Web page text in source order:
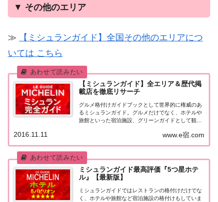
▼ その他のエリア
≫
【ミシュランガイド】全国その他のエリアにつ
いては こちら
【ミシュランガイド】全エリア＆歴代掲
載店を徹底リサーチ
グルメ格付けガイドブックとして世界的に権威のあ
るミシュランガイド。グルメだけでなく、ホテルや
旅館といった宿泊施設、グリーンガイドとして観光
本版としては、2007年11月20日に「ミシュランガイ
www.e宿.com
2016.11.11
ミシュランガイド最高評価『5つ星ホテ
ル』【最新版】
ミシュランガイドではレストランの格付けだけでな
く、ホテルや旅館など宿泊施設の格付けもしていま